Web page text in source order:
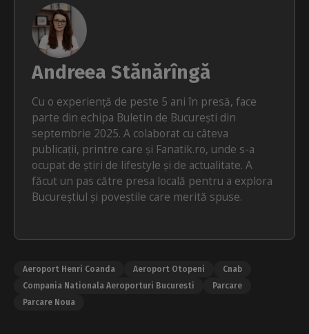
Andreea Stănărîngă
Cu o experiență de peste 5 ani în presă, face
parte din echipa Buletin de București din
septembrie 2025. A colaborat cu câteva
publicații, printre care și Fanatik.ro, unde s-a
ocupat de știri de lifestyle și de actualitate. A
făcut un pas către presa locală pentru a explora
Bucureștiul și poveștile care merită spuse.
Aeroport Henri Coanda Aeroport Otopeni
Cnab
Compania Nationala Aeroporturi Bucuresti
Parcare
Parcare Noua